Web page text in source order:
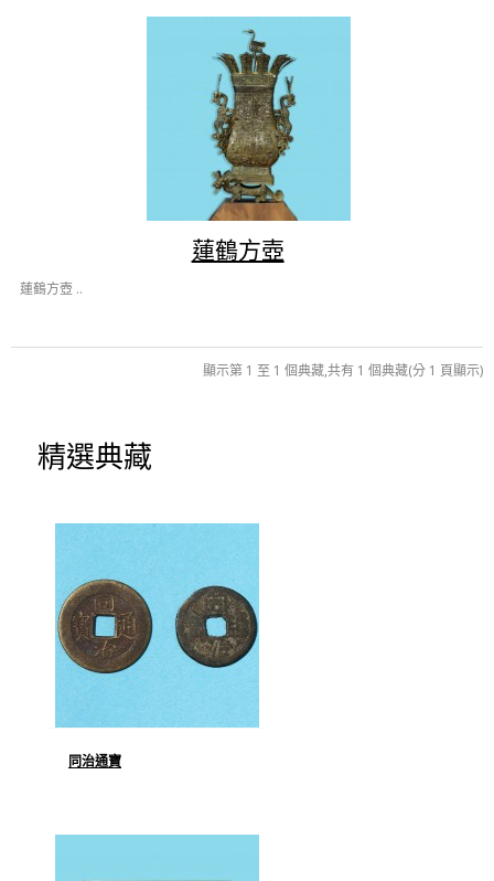
蓮鶴方壺
蓮鶴方壺 ..
顯示第 1 至 1 個典藏,共有 1 個典藏(分 1 頁顯示)
精選典藏
同治通寶